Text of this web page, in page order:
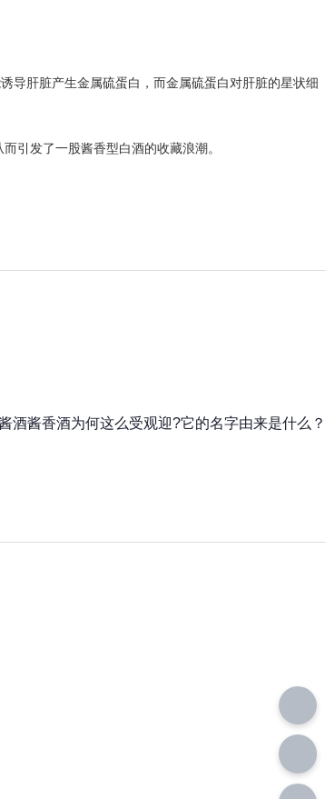
肝脏产生金属硫蛋白，而金属硫蛋白对肝脏的星状细
引发了一股酱香型白酒的收藏浪潮。
酒酱香酒为何这么受观迎?它的名字由来是什么？